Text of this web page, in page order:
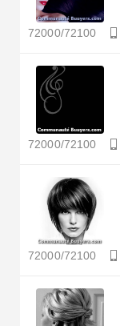
72000/72100
72000/72100
72000/72100